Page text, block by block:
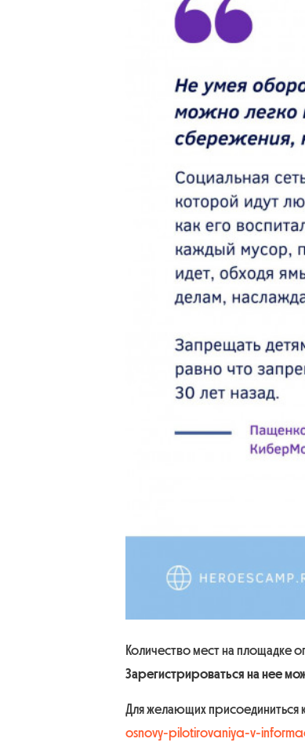
Количество мест на площадке
Зарегистрироваться на нее
Для желающих присоединиться
osnovy-pilotirovaniya-v-